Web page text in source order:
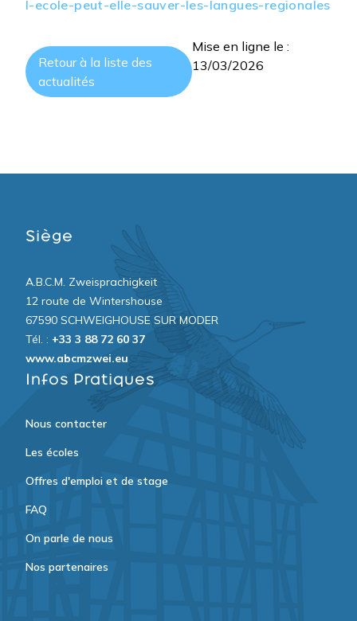
l-ecole-peut-elle-sauver-les-langues-regionales
Retour à la liste des
actualités
Mise en ligne le :
13/03/2026
Siège
A.B.C.M. Zweisprachigkeit
12 route de Wintershouse
67590 SCHWEIGHOUSE SUR MODER
Tél. : +33 3 88 72 60 37
www.abcmzwei.eu
Infos Pratiques
Nous contacter
Les écoles
Offres d'emploi et de stage
FAQ
On parle de nous
Nos partenaires